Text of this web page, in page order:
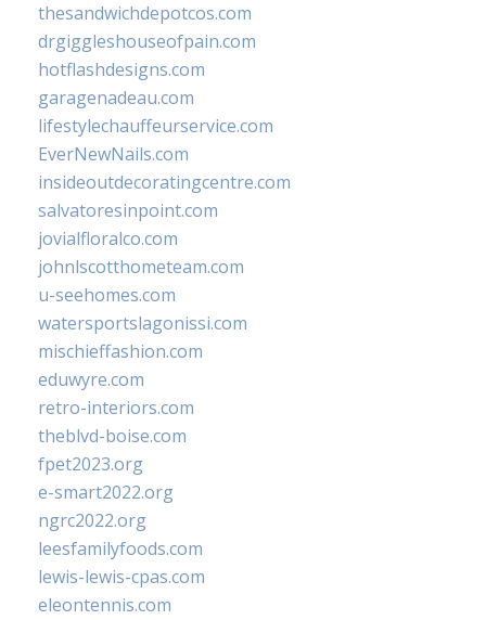
thesandwichdepotcos.com
drgiggleshouseofpain.com
hotflashdesigns.com
garagenadeau.com
lifestylechauffeurservice.com
EverNewNails.com
insideoutdecoratingcentre.com
salvatoresinpoint.com
jovialfloralco.com
johnlscotthometeam.com
u-seehomes.com
watersportslagonissi.com
mischieffashion.com
eduwyre.com
retro-interiors.com
theblvd-boise.com
fpet2023.org
e-smart2022.org
ngrc2022.org
leesfamilyfoods.com
lewis-lewis-cpas.com
eleontennis.com